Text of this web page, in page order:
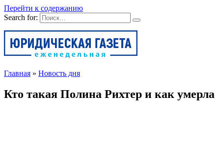
Перейти к содержанию
Search for:
Главная » Новость дня
Кто такая Полина Рихтер и как умерла